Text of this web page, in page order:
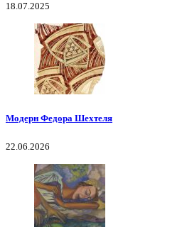
18.07.2025
Модерн Федора Шехтеля
22.06.2026